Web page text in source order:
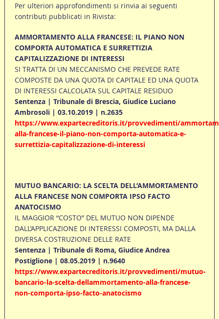
Per ulteriori approfondimenti si rinvia ai seguenti
contributi pubblicati in Rivista:
AMMORTAMENTO ALLA FRANCESE: IL PIANO NON
COMPORTA AUTOMATICA E SURRETTIZIA
CAPITALIZZAZIONE DI INTERESSI
SI TRATTA DI UN MECCANISMO CHE PREVEDE RATE
COMPOSTE DA UNA QUOTA DI CAPITALE ED UNA QUOTA
DI INTERESSI CALCOLATA SUL CAPITALE RESIDUO
Sentenza | Tribunale di Brescia, Giudice Luciano
Ambrosoli | 03.10.2019 | n.2635
https://www.expartecreditoris.it/provvedimenti/
alla-francese-il-piano-non-comporta-automatica-e-
surrettizia-capitalizzazione-di-interessi
MUTUO BANCARIO: LA SCELTA DELL’AMMORTAMENTO
ALLA FRANCESE NON COMPORTA IPSO FACTO
ANATOCISMO
IL MAGGIOR “COSTO” DEL MUTUO NON DIPENDE
DALL’APPLICAZIONE DI INTERESSI COMPOSTI, MA DALLA
DIVERSA COSTRUZIONE DELLE RATE
Sentenza | Tribunale di Roma, Giudice Andrea
Postiglione | 08.05.2019 | n.9640
https://www.expartecreditoris.it/provvedimenti/mutuo-
bancario-la-scelta-dellammortamento-alla-francese-
non-comporta-ipso-facto-anatocismo